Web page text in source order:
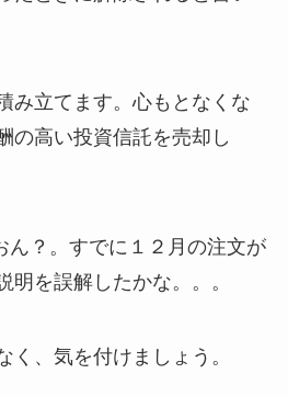
み立てます。心もとなくな
の高い投資信託を売却し
？。 すでに１２月の注文が
明を誤解したかな。。。
く 、気を付けましょう。